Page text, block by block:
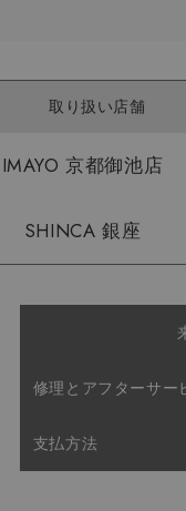
取り扱い店舗
IMAYO 京都御池店
SHINCA 銀座
修理とアフターサー
支払方法